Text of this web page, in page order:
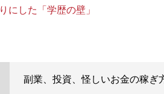
にした「学歴の壁」
副業、投資、怪しいお金の稼ぎ